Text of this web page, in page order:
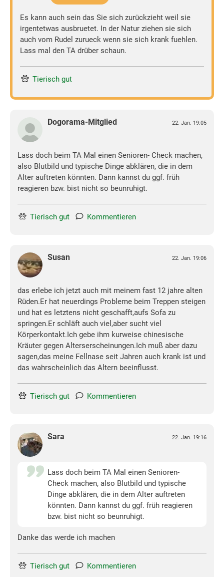
Es kann auch sein das Sie sich zurückzieht weil sie
irgentetwas ausbruetet. In der Natur ziehen sie sich
auch vom Rudel zurueck wenn sie sich krank fuehlen.
Lass mal den TA drüber schaun.
Tierisch gut
Dogorama-Mitglied 22. Jan. 19:05
Lass doch beim TA Mal einen Senioren- Check machen,
also Blutbild und typische Dinge abklären, die in dem
Alter auftreten könnten. Dann kannst du ggf. früh
reagieren bzw. bist nicht so beunruhigt.
Tierisch gut Kommentieren
Susan 22. Jan. 19:06
das erlebe ich jetzt auch mit meinem fast 12 jahre alten
Rüden.Er hat neuerdings Probleme beim Treppen steigen
und hat es letztens nicht geschafft,aufs Sofa zu
springen.Er schläft auch viel,aber sucht viel
Körperkontakt.Ich gebe ihm kurweise chinesische
Kräuter gegen Alterserscheinungen.Ich muß aber dazu
sagen,das meine Fellnase seit Jahren auch krank ist und
das wahrscheinlich das Altern beeinflusst.
Tierisch gut Kommentieren
Sara 22. Jan. 19:16
Lass doch beim TA Mal einen Senioren-
Check machen, also Blutbild und typische
Dinge abklären, die in dem Alter auftreten
könnten. Dann kannst du ggf. früh reagieren
bzw. bist nicht so beunruhigt.
Danke das werde ich machen
Tierisch gut Kommentieren